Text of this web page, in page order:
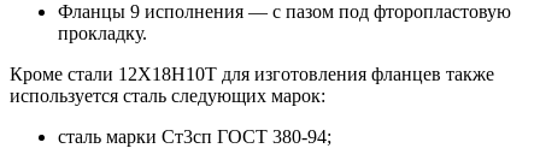
Фланцы 9 исполнения — с пазом под фторопластовую
прокладку.
Кроме стали 12Х18Н10Т для изготовления фланцев также
используется сталь следующих марок:
сталь марки Ст3сп ГОСТ 380-94;